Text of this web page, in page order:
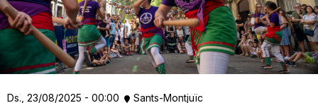
Ds., 23/08/2025 - 00:00 Sants-Montjuïc